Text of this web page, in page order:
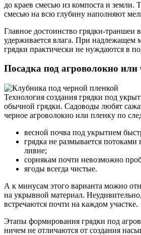
до краев смесью из компоста и земли.
смесью на всю глубину наполняют
Главное достоинство грядки-траншеи
удерживается влага. При надлежащем
грядки практически не нуждаются в
Посадка под агроволокно
Технология создания грядки под
обычной грядки. Садоводы любят
черное агроволокно или пленку по
весной почва под укрытием
грядка не размывается
ливне;
сорнякам почти невозможно
ягоды всегда чистые.
А к минусам этого варианта можно
на укрывной материал.
встречаются почти на каждом участке.
Этапы формирования грядки под
ничем не отличаются от создания